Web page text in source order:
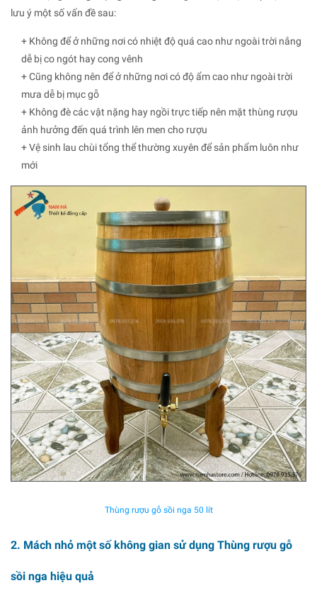
lưu ý một số vấn đề sau:
+ Không để ở những nơi có nhiệt độ quá cao như ngoài trời nắng
dễ bị co ngót hay cong vênh
+ Cũng không nên để ở những nơi có độ ẩm cao như ngoài trời
mưa dễ bị mục gỗ
+ Không đè các vật nặng hay ngồi trực tiếp nên mặt thùng rượu
ảnh hưởng đến quá trình lên men cho rượu
+ Vệ sinh lau chùi tổng thể thường xuyên để sản phẩm luôn như
mới
Thùng rượu gỗ sồi nga 50 lít
2. Mách nhỏ một số không gian sử dụng Thùng rượu gỗ
sồi nga hiệu quả